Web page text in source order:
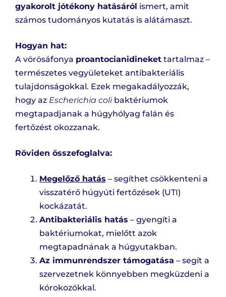
gyakorolt jótékony hatásáról ismert, amit
számos tudományos kutatás is alátámaszt.
Hogyan hat:
A vörösáfonya proantocianidineket tartalmaz –
természetes vegyületeket antibakteriális
tulajdonságokkal. Ezek megakadályozzák,
hogy az Escherichia colibaktériumok
megtapadjanak a húgyhólyag falán és
fertőzést okozzanak.
Röviden összefoglalva:
Megelőző hatás – segíthet csökkenteni a
visszatérő húgyúti fertőzések (UTI)
kockázatát.
Antibakteriális hatás – gyengíti a
baktériumokat, mielőtt azok
megtapadnának a húgyutakban.
Az immunrendszer támogatása – segít a
szervezetnek könnyebben megküzdeni a
kórokozókkal.